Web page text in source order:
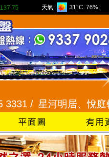
137.75 天氣: 31°C 76%
/ 星河明居、悅庭